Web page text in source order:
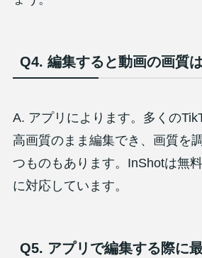
Q4. 編集すると動画の画質
A. アプリによります。多くの
高画質のまま編集でき、画質を
つものもあります。InShotは無
に対応しています。
Q5. アプリで編集する際に